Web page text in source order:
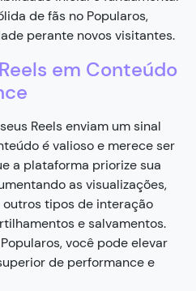
de fãs no Popularos,
perante novos visitantes.
em Conteúdo
Reels enviam um sinal
é valioso e merece ser
a plataforma priorize sua
as visualizações,
tipos de interação
e salvamentos.
você pode elevar
de performance e